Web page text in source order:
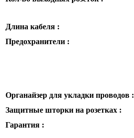
Длина кабеля :
Предохранители :
Органайзер для укладки проводов :
Защитные шторки на розетках :
Гарантия :